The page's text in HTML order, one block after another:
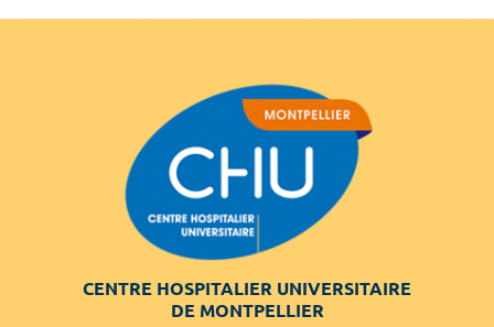
CENTRE HOSPITALIER UNIVERSITAIRE
DE MONTPELLIER